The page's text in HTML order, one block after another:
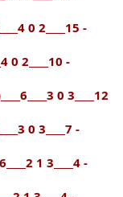
0 2____15 -
0 2____10 -
0 3____12
0 3____7 -
1 3____4 -